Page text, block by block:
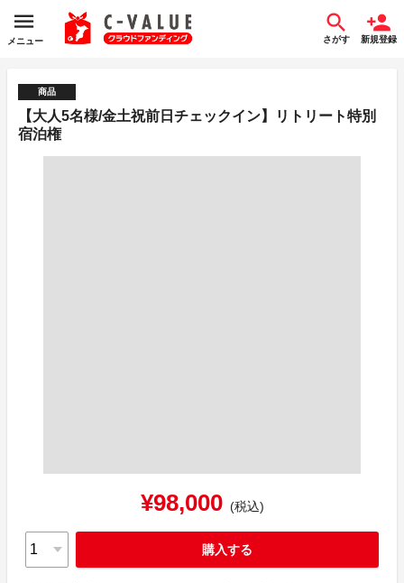
メニュー さがす 新規登録
商品
【大人5名様/金土祝前日チェックイン】リトリート特別
宿泊権
¥98,000 (税込)
購入する